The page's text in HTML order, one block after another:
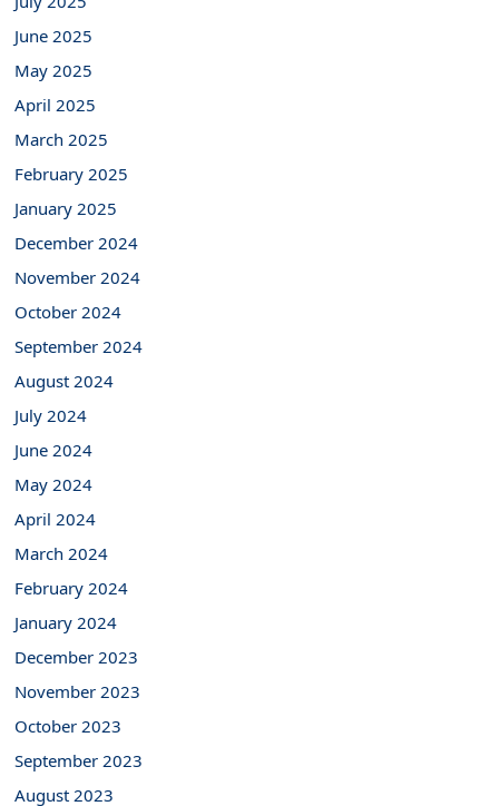
June 2025
May 2025
April 2025
March 2025
February 2025
January 2025
December 2024
November 2024
October 2024
September 2024
August 2024
July 2024
June 2024
May 2024
April 2024
March 2024
February 2024
January 2024
December 2023
November 2023
October 2023
September 2023
August 2023